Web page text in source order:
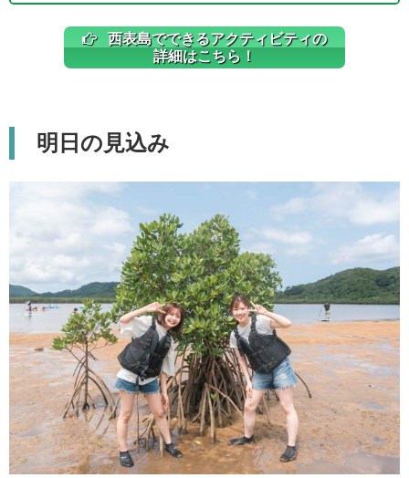
西表島でできるアクティビティの
詳細はこちら！
明日の見込み